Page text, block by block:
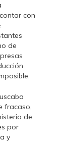
con
de
fracaso,
de
por
y